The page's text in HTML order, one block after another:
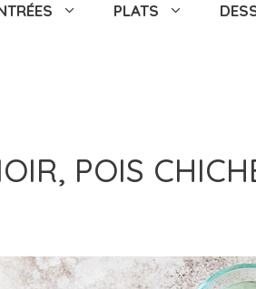
PLATS
POIS